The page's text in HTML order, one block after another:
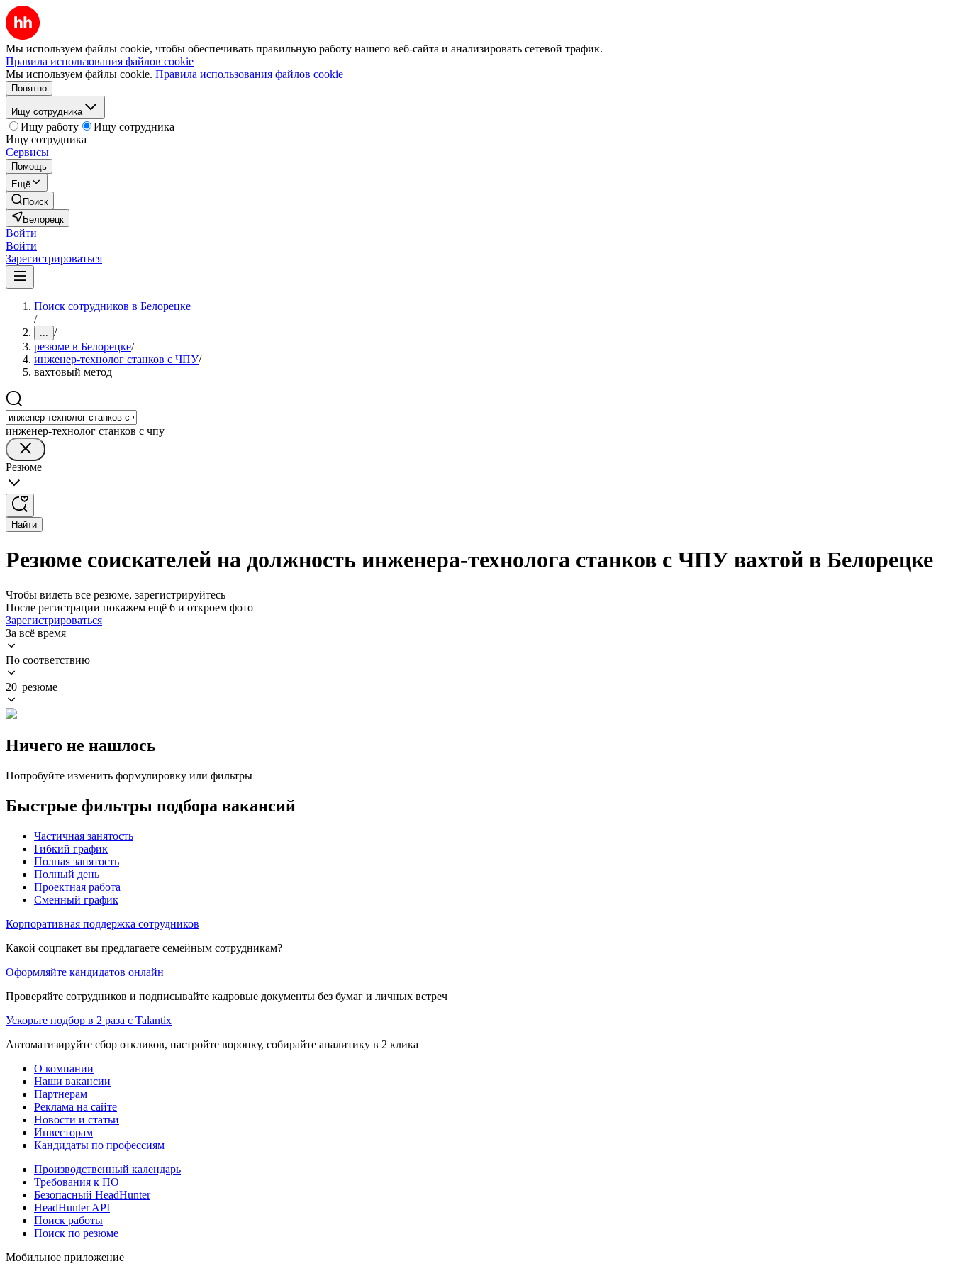
Мы используем файлы cookie, чтобы обеспечивать правильную работу нашего веб-сайта и анализировать сетевой трафик.
Правила использования файлов cookie
Мы используем файлы cookie. Правила использования файлов cookie
Понятно
Ищу сотрудника
Ищу работу
Ищу сотрудника
Ищу сотрудника
Сервисы
Помощь
Ещё
Поиск
Белорецк
Войти
Войти
Зарегистрироваться
Поиск сотрудников в Белорецке
/
... /
резюме в Белорецке/
инженер-технолог станков с ЧПУ/
вахтовый метод
инженер-технолог станков с чпу
Резюме
Найти
Резюме соискателей на должность инженера-технолога станков с ЧПУ вахтой в Белорецке
Чтобы видеть все резюме, зарегистрируйтесь
После регистрации покажем ещё 6 и откроем фото
Зарегистрироваться
За всё время
По соответствию
20 резюме
Ничего не нашлось
Попробуйте изменить формулировку или фильтры
Быстрые фильтры подбора вакансий
Частичная занятость
Гибкий график
Полная занятость
Полный день
Проектная работа
Сменный график
Корпоративная поддержка сотрудников
Какой соцпакет вы предлагаете семейным сотрудникам?
Оформляйте кандидатов онлайн
Проверяйте сотрудников и подписывайте кадровые документы без бумаг и личных встреч
Ускорьте подбор в 2 раза с Talantix
Автоматизируйте сбор откликов, настройте воронку, собирайте аналитику в 2 клика
О компании
Наши вакансии
Партнерам
Реклама на сайте
Новости и статьи
Инвесторам
Кандидаты по профессиям
Производственный календарь
Требования к ПО
Безопасный HeadHunter
HeadHunter API
Поиск работы
Поиск по резюме
Мобильное приложение